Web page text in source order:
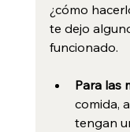
¿cómo
te dejo
funcionado.
Para las
comida,
tengan